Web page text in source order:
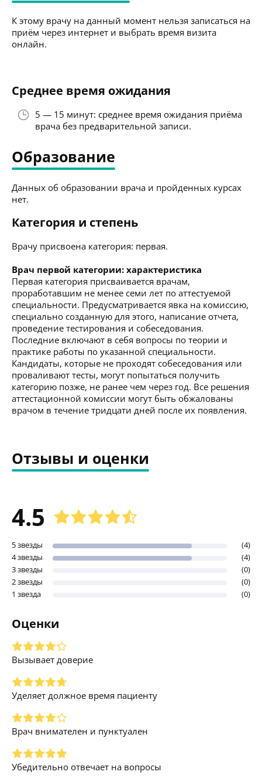
К этому врачу на данный момент нельзя записаться на
приём через интернет и выбрать время визита
онлайн.
Среднее время ожидания
5 — 15 минут: среднее время ожидания приёма
врача без предварительной записи.
Образование
Данных об образовании врача и пройденных курсах
нет.
Категория и степень
Врачу присвоена категория: первая.
Врач первой категории: характеристика
Первая категория присваивается врачам,
проработавшим не менее семи лет по аттестуемой
специальности. Предусматривается явка на комиссию,
специально созданную для этого, написание отчета,
проведение тестирования и собеседования.
Последние включают в себя вопросы по теории и
практике работы по указанной специальности.
Кандидаты, которые не проходят собеседования или
проваливают тесты, могут попытаться получить
категорию позже, не ранее чем через год. Все решения
аттестационной комиссии могут быть обжалованы
врачом в течение тридцати дней после их появления.
Отзывы и оценки
4.5
5 звезды
(4)
4 звезды
(4)
3 звезды
(0)
2 звезды
(0)
1 звезда
(0)
Оценки
Вызывает доверие
Уделяет должное время пациенту
Врач внимателен и пунктуален
Убедительно отвечает на вопросы